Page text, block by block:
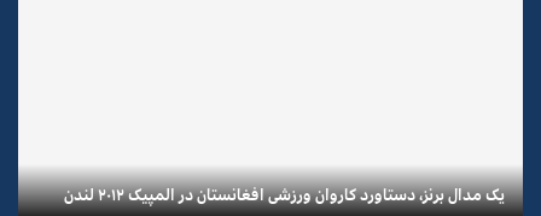
یک مدال برنز، دستاورد کاروان ورزشی افغانستان در المپیک ۲۰۱۲ لندن